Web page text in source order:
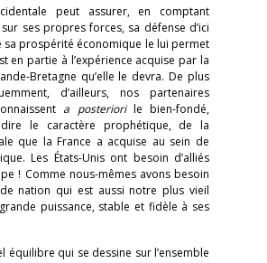
peut assurer, en comptant
ses propres forces, sa défense d’ici
sa prospérité économique le lui permet
en partie à l’expérience acquise par la
Bretagne qu’elle le devra. De plus
d’ailleurs, nos partenaires
a posteriori le bien-fondé,
le caractère prophétique, de la
que la France a acquise au sein de
Les États-Unis ont besoin d’alliés
! Comme nous-mêmes avons besoin
nation qui est aussi notre plus vieil
puissance, stable et fidèle à ses
équilibre qui se dessine sur l’ensemble